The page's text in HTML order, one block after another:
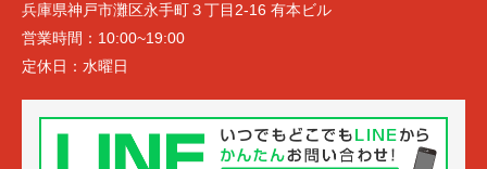
兵庫県神戸市灘区永手町３丁目2-16 有本ビル
営業時間： 10:00~19:00
定休日： 水曜日